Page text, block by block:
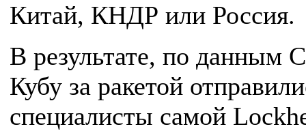
Китай, КНДР или Россия.
В результате, по данным
Кубу за ракетой
специалисты самой